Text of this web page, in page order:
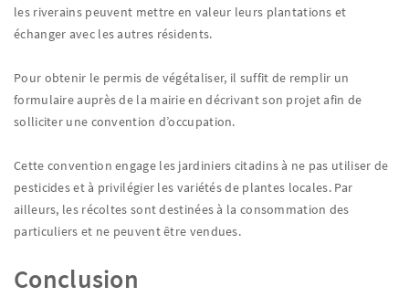
les riverains peuvent mettre en valeur leurs plantations et
échanger avec les autres résidents.
Pour obtenir le permis de végétaliser, il suffit de remplir un
formulaire auprès de la mairie en décrivant son projet afin de
solliciter une convention d’occupation.
Cette convention engage les jardiniers citadins à ne pas utiliser de
pesticides et à privilégier les variétés de plantes locales. Par
ailleurs, les récoltes sont destinées à la consommation des
particuliers et ne peuvent être vendues.
Conclusion